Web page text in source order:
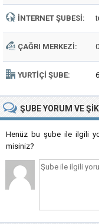
İNTERNET ŞUBESI:
ÇAĞRI MERKEZI:
YURTIÇI ŞUBE:
ŞUBEYORUM VE
Henüz bu şube ile ilgili
misiniz?